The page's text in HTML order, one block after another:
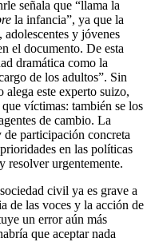
señala que “llama la
la infancia”, ya que la
y jóvenes
el documento. De esta
dramática como la
de los adultos”. Sin
este experto suizo,
víctimas: también se los
de cambio. La
participación concreta
en las políticas
resolver urgentemente.
civil ya es grave a
de las voces y la acción de
un error aún más
que aceptar nada